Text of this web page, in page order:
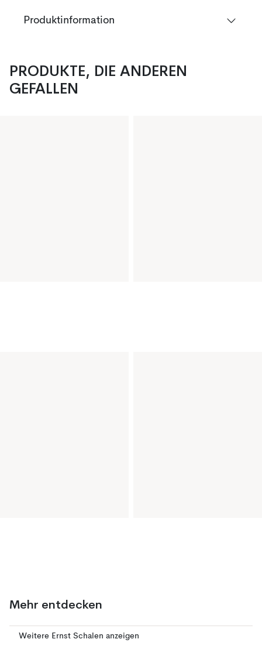
Produktinformation
PRODUKTE, DIE ANDEREN
GEFALLEN
Mehr entdecken
Weitere Ernst Schalen anzeigen